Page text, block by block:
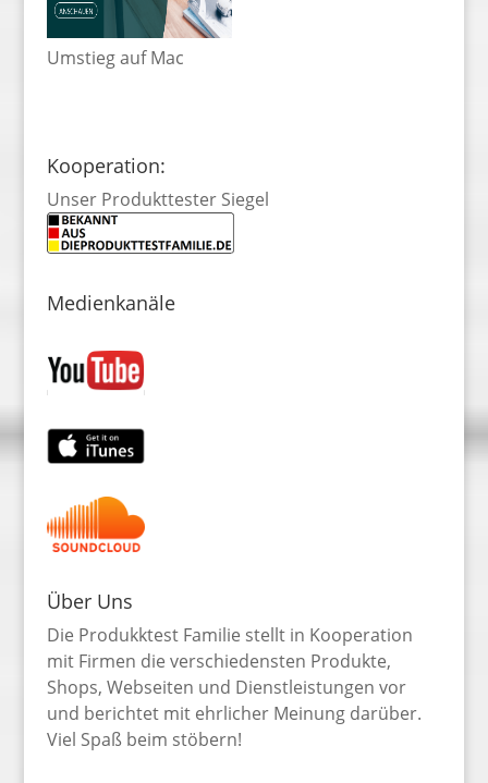
Umstieg auf Mac
Kooperation:
Unser Produkttester Siegel
Medienkanäle
Über Uns
Die Produkktest Familie stellt in Kooperation
mit Firmen die verschiedensten Produkte,
Shops, Webseiten und Dienstleistungen vor
und berichtet mit ehrlicher Meinung darüber.
Viel Spaß beim stöbern!